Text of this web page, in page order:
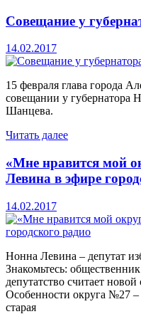
Совещание у
14.02.2017
15 февраля глава города
совещании у губернатора
Шанцева.
Читать далее
«Мне нравится мой
Левина в эфире
14.02.2017
Нонна Левина – депутат
Знакомьтесь:
депутатство считает
Особенности округа №27 –
старая